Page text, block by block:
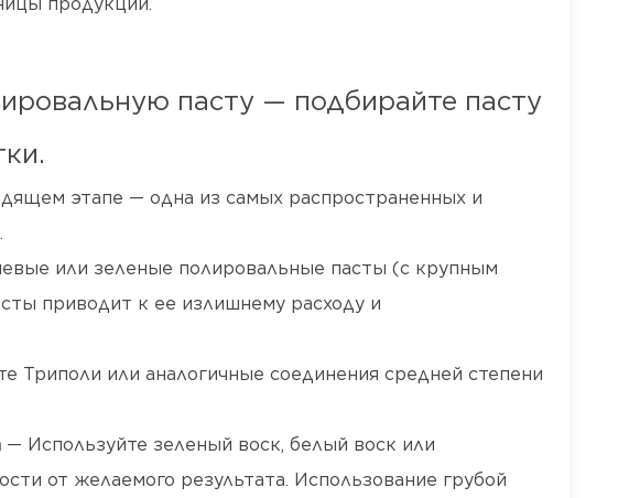
пасту — подбирайте пасту
этапе — одна из самых распространенных и
или зеленые полировальные пасты (с крупным
приводит к ее излишнему расходу и
Триполи или аналогичные соединения средней степени
— Используйте зеленый воск, белый воск или
от желаемого результата. Использование грубой